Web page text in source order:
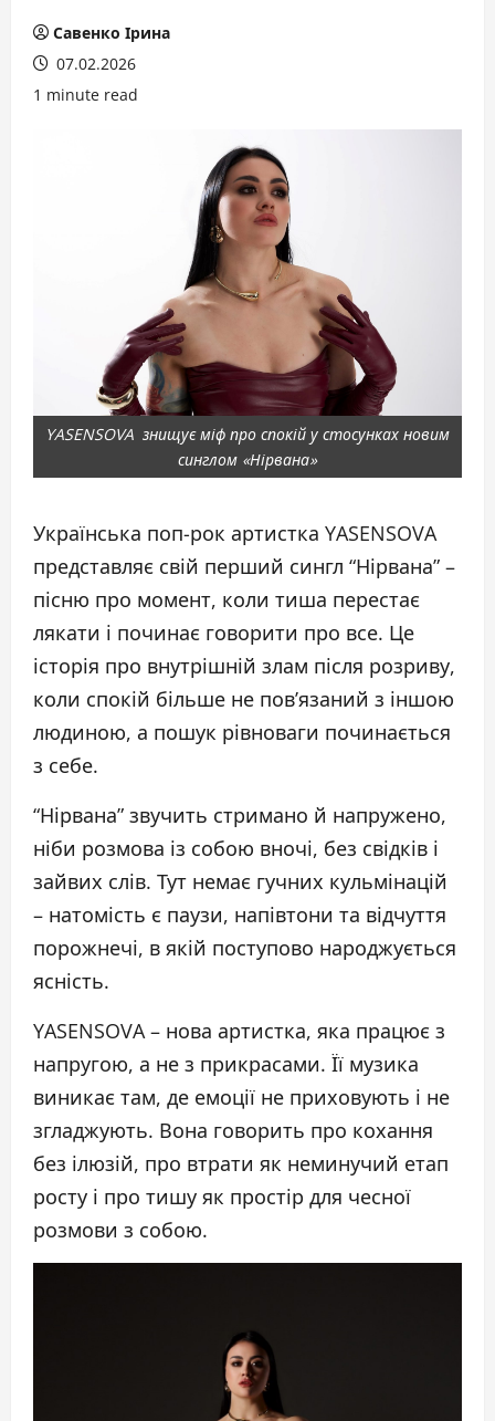
Савенко Ірина
07.02.2026
1 minute read
YASENSOVA знищує міф про спокій у стосунках новим
синглом «Нірвана»
Українська поп-рок артистка YASENSOVA
представляє свій перший сингл “Нірвана” –
пісню про момент, коли тиша перестає
лякати і починає говорити про все. Це
історія про внутрішній злам після розриву,
коли спокій більше не пов’язаний з іншою
людиною, а пошук рівноваги починається
з себе.
“Нірвана” звучить стримано й напружено,
ніби розмова із собою вночі, без свідків і
зайвих слів. Тут немає гучних кульмінацій
– натомість є паузи, напівтони та відчуття
порожнечі, в якій поступово народжується
ясність.
YASENSOVA – нова артистка, яка працює з
напругою, а не з прикрасами. Її музика
виникає там, де емоції не приховують і не
згладжують. Вона говорить про кохання
без ілюзій, про втрати як неминучий етап
росту і про тишу як простір для чесної
розмови з собою.